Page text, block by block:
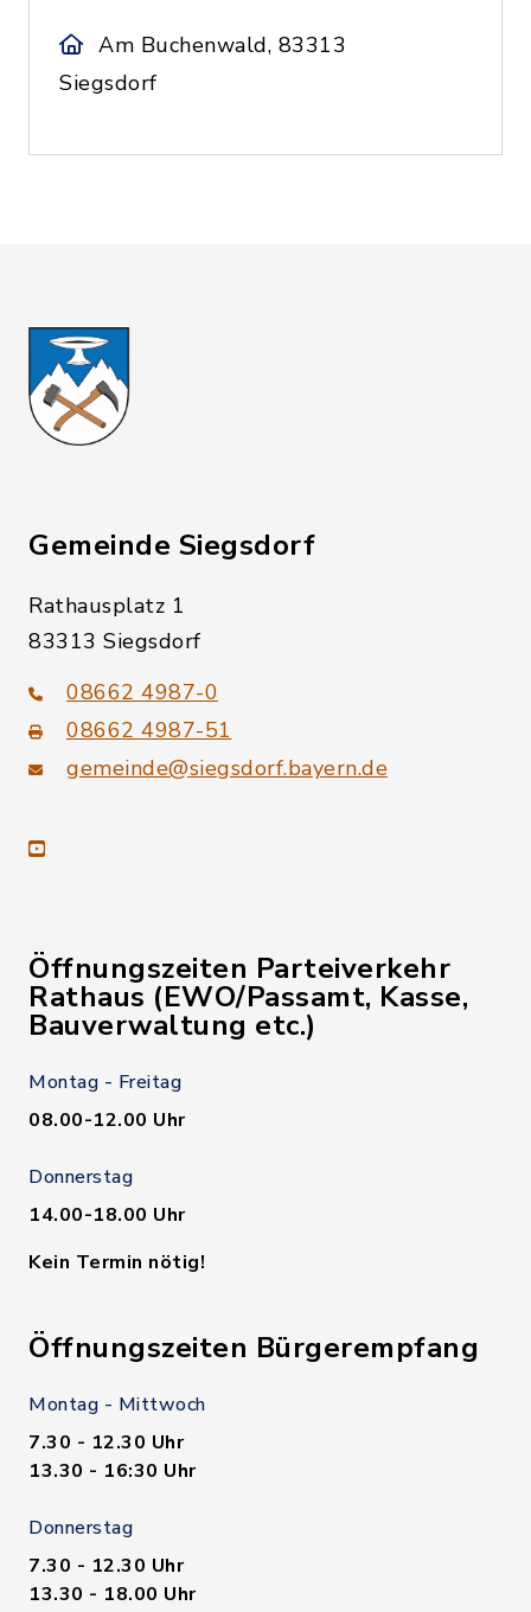
Am Buchenwald, 83313
Siegsdorf
Gemeinde Siegsdorf
Rathausplatz 1
83313 Siegsdorf
08662 4987-0
08662 4987-51
gemeinde@siegsdorf.bayern.de
youtube
Öffnungszeiten Parteiverkehr
Rathaus (EWO/Passamt, Kasse,
Bauverwaltung etc.)
Montag - Freitag
08.00-12.00 Uhr
Donnerstag
14.00-18.00 Uhr
Kein Termin nötig!
Öffnungszeiten Bürgerempfang
Montag - Mittwoch
7.30 - 12.30 Uhr
13.30 - 16:30 Uhr
Donnerstag
7.30 - 12.30 Uhr
13.30 - 18.00 Uhr